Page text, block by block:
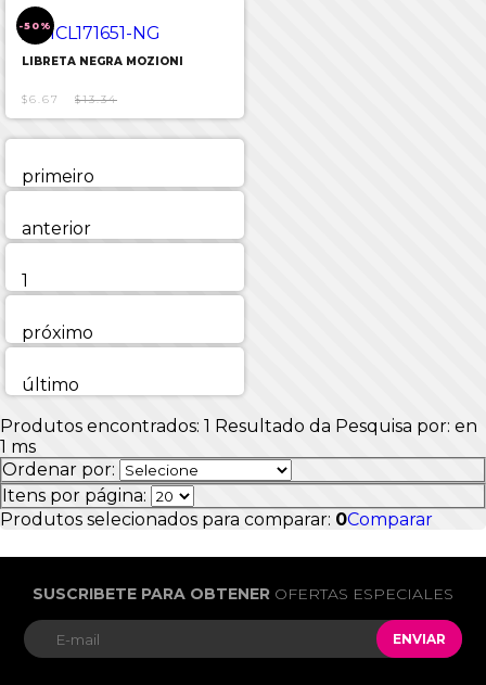
-50%
LIBRETA NEGRA MOZIONI
$6.67 $13.34
primeiro
anterior
1
próximo
último
Produtos encontrados: 1 Resultado da Pesquisa por: en
1 ms
Ordenar por:
Itens por página:
Produtos selecionados para comparar: 0Comparar
SUSCRIBETE PARA OBTENER OFERTAS ESPECIALES
ENVIAR